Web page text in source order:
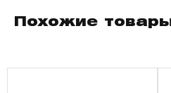
Похожие товары